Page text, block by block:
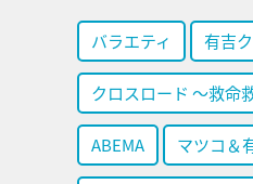
バラエティ 有吉
クロスロード ～救命
ABEMA マツコ＆